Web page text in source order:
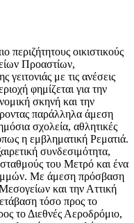
περιζήτητους οικιστικούς
Προαστίων,
με τις ανέσεις
φημίζεται για την
σκηνή και την
παράλληλα άμεση
σχολεία, αθλητικές
η εμβληματική Ρεματιά.
συνδεσιμότητα,
του Μετρό και ένα
Με άμεση πρόσβαση
και την Αττική
τόσο προς το
το Διεθνές Αεροδρόμιο,